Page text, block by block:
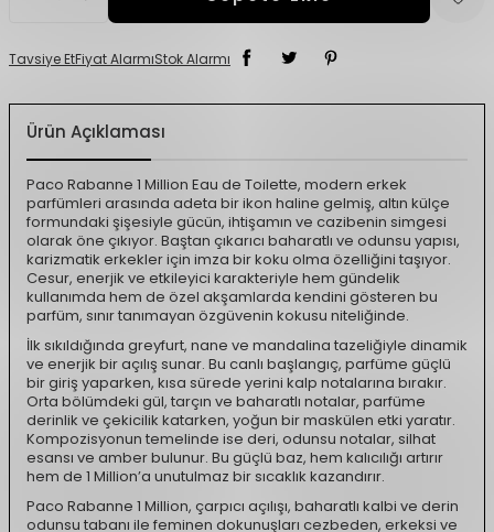
Tavsiye EtFiyat AlarmıStok Alarmı
Ürün Açıklaması
Paco Rabanne 1 Million Eau de Toilette, modern erkek
parfümleri arasında adeta bir ikon haline gelmiş, altın külçe
formundaki şişesiyle gücün, ihtişamın ve cazibenin simgesi
olarak öne çıkıyor. Baştan çıkarıcı baharatlı ve odunsu yapısı,
karizmatik erkekler için imza bir koku olma özelliğini taşıyor.
Cesur, enerjik ve etkileyici karakteriyle hem gündelik
kullanımda hem de özel akşamlarda kendini gösteren bu
parfüm, sınır tanımayan özgüvenin kokusu niteliğinde.
İlk sıkıldığında greyfurt, nane ve mandalina tazeliğiyle dinamik
ve enerjik bir açılış sunar. Bu canlı başlangıç, parfüme güçlü
bir giriş yaparken, kısa sürede yerini kalp notalarına bırakır.
Orta bölümdeki gül, tarçın ve baharatlı notalar, parfüme
derinlik ve çekicilik katarken, yoğun bir maskülen etki yaratır.
Kompozisyonun temelinde ise deri, odunsu notalar, silhat
esansı ve amber bulunur. Bu güçlü baz, hem kalıcılığı artırır
hem de 1 Million’a unutulmaz bir sıcaklık kazandırır.
Paco Rabanne 1 Million, çarpıcı açılışı, baharatlı kalbi ve derin
odunsu tabanı ile feminen dokunuşları cezbeden, erkeksi ve